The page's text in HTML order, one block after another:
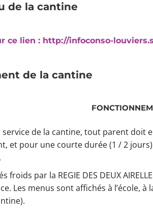
de la cantine
ce lien : http://infoconso-
de la cantine
de la cantine, tout parent doit
et pour une courte durée (1 / 2
froids par la REGIE DES DEUX
Les menus sont affichés à l’école,